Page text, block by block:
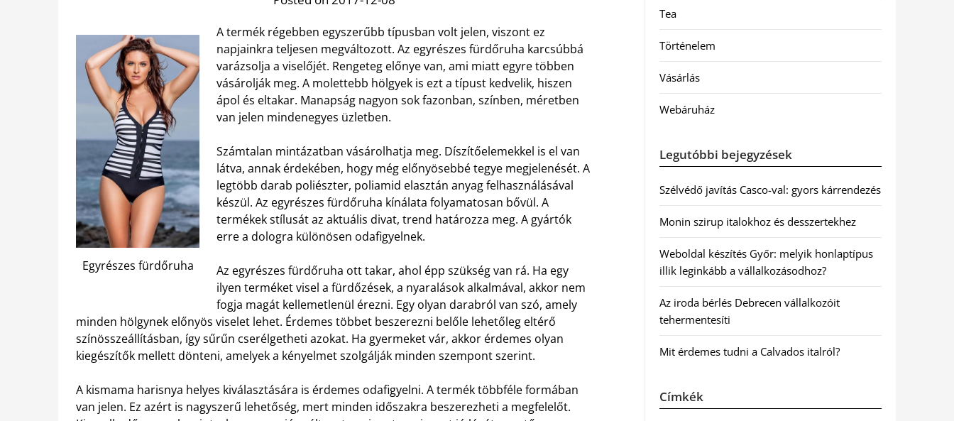
Egyrészes fürdőruha
A termék régebben egyszerűbb típusban volt jelen, viszont ez
napjainkra teljesen megváltozott. Az egyrészes fürdőruha karcsúbbá
varázsolja a viselőjét. Rengeteg előnye van, ami miatt egyre többen
vásárolják meg. A molettebb hölgyek is ezt a típust kedvelik, hiszen
ápol és eltakar. Manapság nagyon sok fazonban, színben, méretben
van jelen mindenegyes üzletben.
Számtalan mintázatban vásárolhatja meg. Díszítőelemekkel is el van
látva, annak érdekében, hogy még előnyösebbé tegye megjelenését. A
legtöbb darab poliészter, poliamid elasztán anyag felhasználásával
készül. Az egyrészes fürdőruha kínálata folyamatosan bővül. A
termékek stílusát az aktuális divat, trend határozza meg. A gyártók
erre a dologra különösen odafigyelnek.
Az egyrészes fürdőruha ott takar, ahol épp szükség van rá. Ha egy
ilyen terméket visel a fürdőzések, a nyaralások alkalmával, akkor nem
fogja magát kellemetlenül érezni. Egy olyan darabról van szó, amely
minden hölgynek előnyös viselet lehet. Érdemes többet beszerezni belőle lehetőleg eltérő
színösszeállításban, így sűrűn cserélgetheti azokat. Ha gyermeket vár, akkor érdemes olyan
kiegészítők mellett dönteni, amelyek a kényelmet szolgálják minden szempont szerint.
A kismama harisnya helyes kiválasztására is érdemes odafigyelni. A termék többféle formában
van jelen. Ez azért is nagyszerű lehetőség, mert minden időszakra beszerezheti a megfelelőt.
Tea
Történelem
Vásárlás
Webáruház
Legutóbbi bejegyzések
Szélvédő javítás Casco-val: gyors kárrendezés
Monin szirup italokhoz és desszertekhez
Weboldal készítés Győr: melyik honlaptípus
illik leginkább a vállalkozásodhoz?
Az iroda bérlés Debrecen vállalkozóit
tehermentesíti
Mit érdemes tudni a Calvados italról?
Címkék